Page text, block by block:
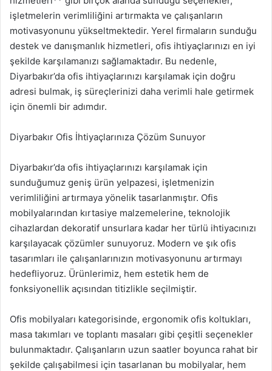
işletmelerin verimliliğini artırmakta ve çalışanların
motivasyonunu yükseltmektedir. Yerel firmaların sunduğu
destek ve danışmanlık hizmetleri, ofis ihtiyaçlarınızı en iyi
şekilde karşılamanızı sağlamaktadır. Bu nedenle,
Diyarbakır’da ofis ihtiyaçlarınızı karşılamak için doğru
adresi bulmak, iş süreçlerinizi daha verimli hale getirmek
için önemli bir adımdır.
Diyarbakır Ofis İhtiyaçlarınıza Çözüm Sunuyor
Diyarbakır’da ofis ihtiyaçlarınızı karşılamak için
sunduğumuz geniş ürün yelpazesi, işletmenizin
verimliliğini artırmaya yönelik tasarlanmıştır. Ofis
mobilyalarından kırtasiye malzemelerine, teknolojik
cihazlardan dekoratif unsurlara kadar her türlü ihtiyacınızı
karşılayacak çözümler sunuyoruz. Modern ve şık ofis
tasarımları ile çalışanlarınızın motivasyonunu artırmayı
hedefliyoruz. Ürünlerimiz, hem estetik hem de
fonksiyonellik açısından titizlikle seçilmiştir.
Ofis mobilyaları kategorisinde, ergonomik ofis koltukları,
masa takımları ve toplantı masaları gibi çeşitli seçenekler
bulunmaktadır. Çalışanların uzun saatler boyunca rahat bir
şekilde çalışabilmesi için tasarlanan bu mobilyalar, hem